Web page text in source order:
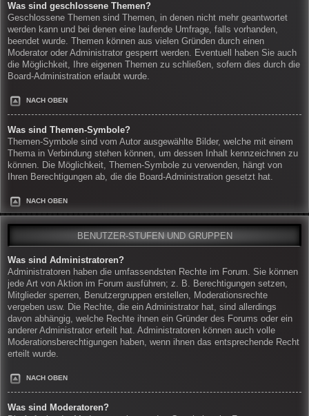
Was sind geschlossene Themen?
Geschlossene Themen sind Themen, in denen nicht mehr geantwortet
werden kann und bei denen eine laufende Umfrage, falls vorhanden,
beendet wurde. Themen können aus vielen Gründen durch einen
Moderator oder Administrator gesperrt werden. Eventuell haben Sie auch
die Möglichkeit, Ihre eigenen Themen zu schließen, sofern dies durch die
Board-Administration erlaubt wurde.
NACH OBEN
Was sind Themen-Symbole?
Themen-Symbole sind vom Autor ausgewählte Bilder, welche mit einem
Thema in Verbindung stehen können, um dessen Inhalt kennzeichnen zu
können. Die Möglichkeit, Themen-Symbole zu verwenden, hängt von
Ihren Berechtigungen ab, die die Board-Administration gesetzt hat.
NACH OBEN
BENUTZER-STUFEN UND GRUPPEN
Was sind Administratoren?
Administratoren haben die umfassendsten Rechte im Forum. Sie können
jede Art von Aktion im Forum ausführen; z. B. Berechtigungen setzen,
Mitglieder sperren, Benutzergruppen erstellen, Moderationsrechte
vergeben usw. Die Rechte, die ein Administrator hat, sind allerdings
davon abhängig, welche Rechte ihnen ein Gründer des Forums oder ein
anderer Administrator erteilt hat. Administratoren können auch volle
Moderationsberechtigungen haben, wenn ihnen das entsprechende Recht
erteilt wurde.
NACH OBEN
Was sind Moderatoren?